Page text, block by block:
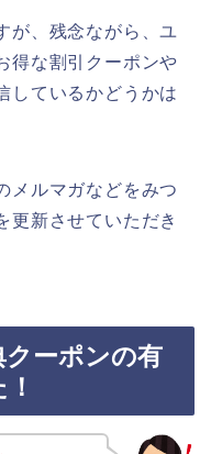
が、残念ながら、ユ
得な割引クーポンや
しているかどうかは
メルマガなどをみつ
更新させていただき
ーポンの有